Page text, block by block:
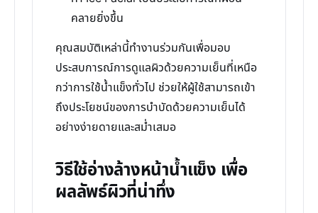
คลายยิ่งขึ้น
คุณสมบัติเหล่านี้ทำงานร่วมกันเพื่อมอบ
ประสบการณ์การดูแลผิวด้วยความเย็นที่เหนือ
กว่าการใช้น้ำแข็งทั่วไป ช่วยให้ผู้ใช้สามารถเข้า
ถึงประโยชน์ของการบำบัดด้วยความเย็นได้
อย่างง่ายดายและสม่ำเสมอ
วิธีใช้อ่างล้างหน้าน้ำแข็ง เพื่อ
ผลลัพธ์ผิวที่น่าทึ่ง